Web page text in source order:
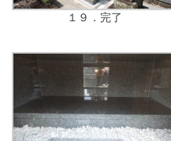
１９．完了